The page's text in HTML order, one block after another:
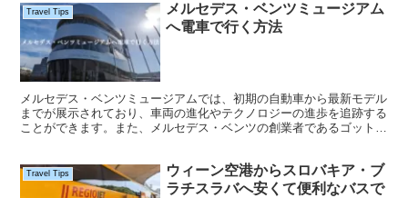
Travel Tips
メルセデス・ベンツミュージアム
へ電車で行く方法
メルセデス・ベンツミュージアムでは、初期の自動車から最新モデル
までが展示されており、車両の進化やテクノロジーの進歩を追跡する
ことができます。また、メルセデス・ベンツの創業者であるゴットリ
Travel Tips
ウィーン空港からスロバキア・ブ
ラチスラバへ安くて便利なバスで